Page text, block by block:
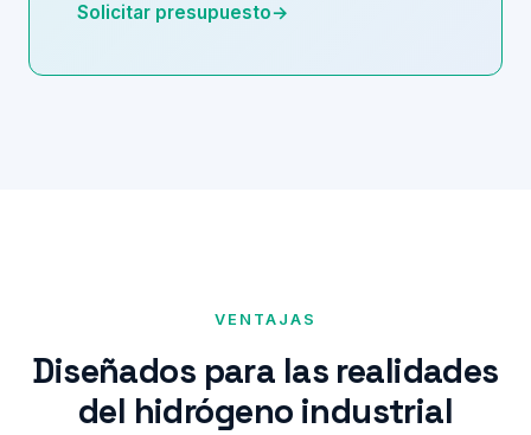
Solicitar presupuesto→
VENTAJAS
Diseñados para las realidades
del hidrógeno industrial